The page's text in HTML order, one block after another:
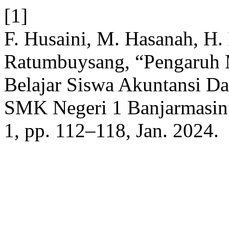
[1]
F. Husaini, M. Hasanah,
Ratumbuysang,
Belajar Siswa Akuntansi
SMK Negeri 1
1, pp. 112–118, Jan. 2024.